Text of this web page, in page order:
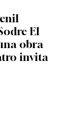
El
obra
invita